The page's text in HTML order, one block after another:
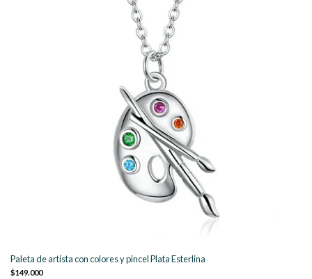
Paleta de artista con colores y pincel Plata Esterlina
$149.000